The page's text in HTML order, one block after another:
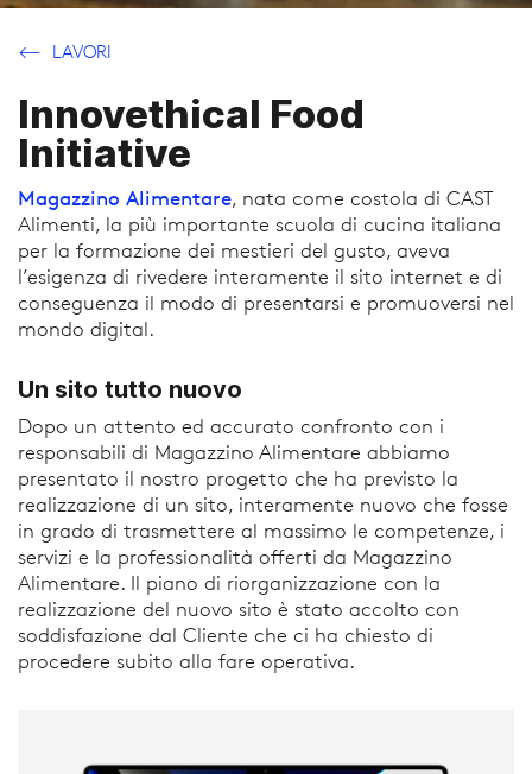
LAVORI
Innovethical Food
Initiative
Magazzino Alimentare, nata come costola di CAST
Alimenti, la più importante scuola di cucina italiana
per la formazione dei mestieri del gusto, aveva
l’esigenza di rivedere interamente il sito internet e di
conseguenza il modo di presentarsi e promuoversi nel
mondo digital.
Un sito tutto nuovo
Dopo un attento ed accurato confronto con i
responsabili di Magazzino Alimentare abbiamo
presentato il nostro progetto che ha previsto la
realizzazione di un sito, interamente nuovo che fosse
in grado di trasmettere al massimo le competenze, i
servizi e la professionalità offerti da Magazzino
Alimentare. Il piano di riorganizzazione con la
realizzazione del nuovo sito è stato accolto con
soddisfazione dal Cliente che ci ha chiesto di
procedere subito alla fare operativa.